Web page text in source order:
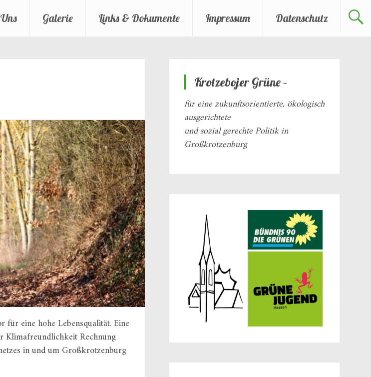
Galerie Links & Dokumente Impressum Datenschutz
eine hohe Lebensqualität. Eine
Klimafreundlichkeit Rechnung
in und um Großkrotzenburg
Krotzebojer Grüne –
für eine zukunftsorientierte, ökologisch
ausgerichtete
und sozial gerechte Politik in
Großkrotzenburg